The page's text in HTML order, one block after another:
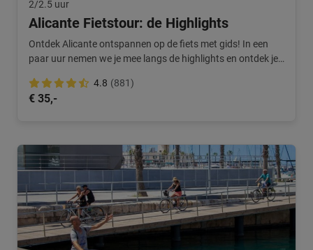
2/2.5 uur
Alicante Fietstour: de Highlights
Ontdek Alicante ontspannen op de fiets met gids! In een
paar uur nemen we je mee langs de highlights en ontdek je
4.8 (881)
€ 35,-